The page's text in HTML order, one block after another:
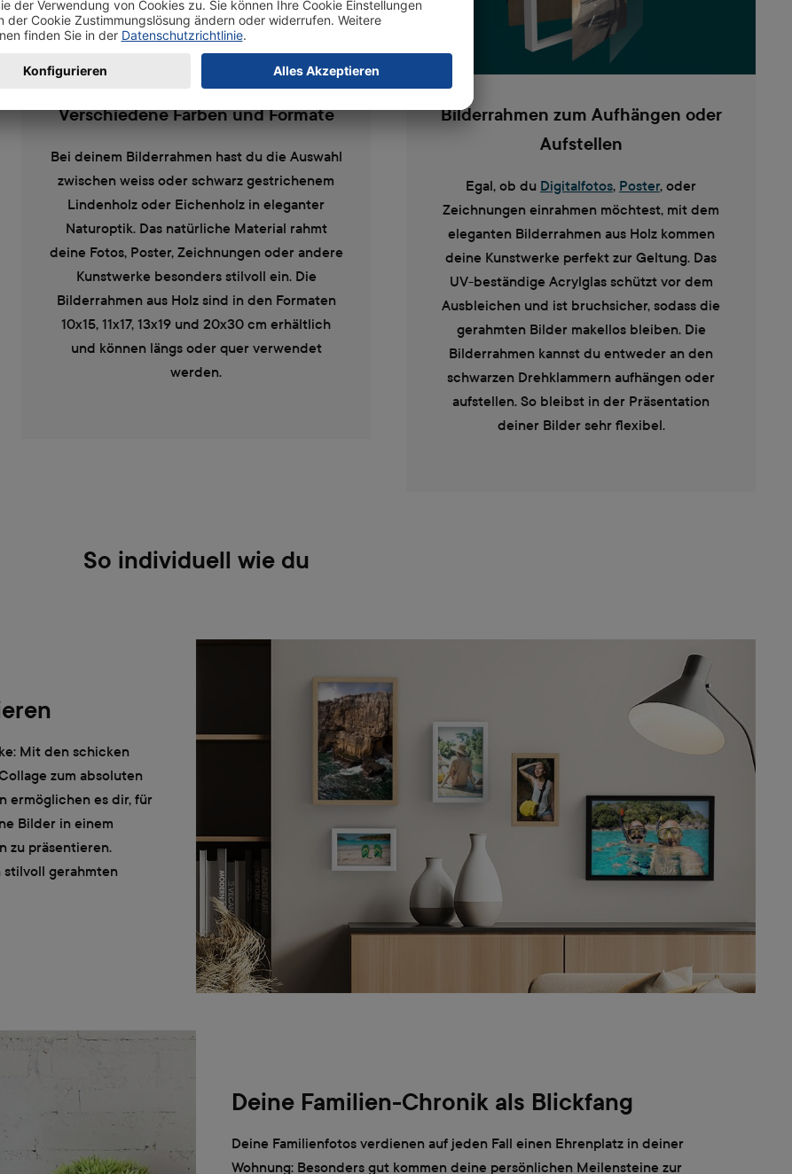
Verschiedene Farben und Formate
Bei deinem Bilderrahmen hast du die Auswahl
zwischen weiss oder schwarz gestrichenem
Lindenholz oder Eichenholz in eleganter
Naturoptik. Das natürliche Material rahmt
deine Fotos, Poster, Zeichnungen oder andere
Kunstwerke besonders stilvoll ein. Die
Bilderrahmen aus Holz sind in den Formaten
10x15, 11x17, 13x19 und 20x30 cm erhältlich
und können längs oder quer verwendet
werden.
Bilderrahmen zum Aufhängen oder
Aufstellen
Egal, ob du Digitalfotos, Poster, oder
Zeichnungen einrahmen möchtest, mit dem
eleganten Bilderrahmen aus Holz kommen
deine Kunstwerke perfekt zur Geltung. Das
UV-beständige Acrylglas schützt vor dem
Ausbleichen und ist bruchsicher, sodass die
gerahmten Bilder makellos bleiben. Die
Bilderrahmen kannst du entweder an den
schwarzen Drehklammern aufhängen oder
aufstellen. So bleibst in der Präsentation
deiner Bilder sehr flexibel.
So individuell wie du
Mit den schicken
zum absoluten
ermöglichen es dir, für
Bilder in einem
zu präsentieren.
stilvoll gerahmten
Deine Familien-Chronik als Blickfang
Deine Familienfotos verdienen auf jeden Fall einen Ehrenplatz in deiner
Wohnung: Besonders gut kommen deine persönlichen Meilensteine zur